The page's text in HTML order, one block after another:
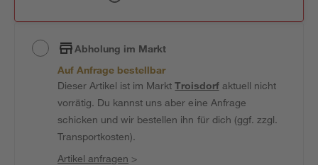
Abholung im Markt
Auf Anfrage bestellbar
Dieser Artikel ist im MarktTroisdorfaktuell nicht
vorrätig. Du kannst uns aber eine Anfrage
schicken und wir bestellen ihn für dich (ggf. zzgl.
Transportkosten).
Artikel anfragen >